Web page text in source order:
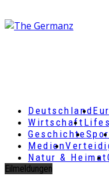
Deutschland
Wirtschaft
Geschichte
Medien
Natur & Heimat
Eilmeldungen